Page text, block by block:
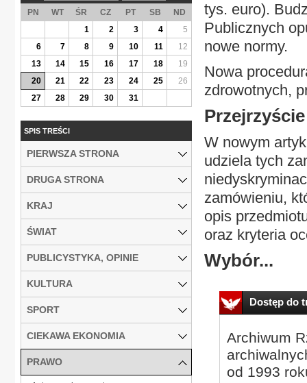
tys. euro).
Publicznych
nowe normy.
Nowa
zdrowotnych,
W nowym
udziela tych
zamówieniu,
opis
oraz kryteria
Wybór...
Dostęp do
Archiwum
od 1993
PN WT ŚR CZ PT SB
ND
1
2 3 4
5
6
7 8 9 10 11
12
13
14 15 16 17 18
19
20
21 22 23 24 25
26
27
28 29 30 31
SPIS TREŚCI
PIERWSZA STRONA
DRUGA STRONA
KRAJ
ŚWIAT
PUBLICYSTYKA, OPINIE
KULTURA
SPORT
CIEKAWA EKONOMIA
PRAWO